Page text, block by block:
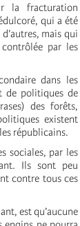
la fracturation
qui a été
mais qui
par les
dans les
de politiques de
des forêts,
existent
républicains.
sociales, par les
Ils sont peu
contre tous ces
est qu’aucune